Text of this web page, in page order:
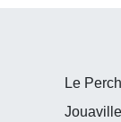
Le
Jouaville